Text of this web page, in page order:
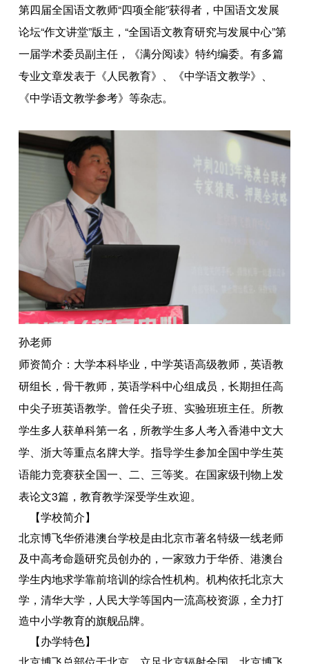
第四届全国语文教师“四项全能”获得者，中国语文发展
论坛“作文讲堂”版主，“全国语文教育研究与发展中心”第
一届学术委员副主任，《满分阅读》特约编委。有多篇
专业文章发表于《人民教育》、《中学语文教学》、
《中学语文教学参考》等杂志。
孙老师
师资简介：大学本科毕业，中学英语高级教师，英语教
研组长，骨干教师，英语学科中心组成员，长期担任高
中尖子班英语教学。曾任尖子班、实验班班主任。所教
学生多人获单科第一名，所教学生多人考入香港中文大
学、浙大等重点名牌大学。指导学生参加全国中学生英
语能力竞赛获全国一、二、三等奖。在国家级刊物上发
表论文3篇，教育教学深受学生欢迎。
【学校简介】
北京博飞华侨港澳台学校是由北京市著名特级一线老师
及中高考命题研究员创办的，一家致力于华侨、港澳台
学生内地求学靠前培训的综合性机构。机构依托北京大
学，清华大学，人民大学等国内一流高校资源，全力打
造中小学教育的旗舰品牌。
【办学特色】